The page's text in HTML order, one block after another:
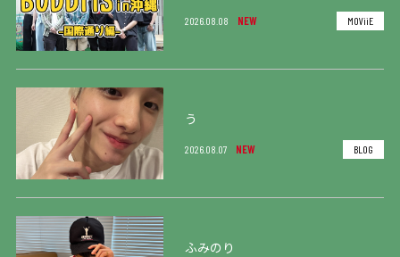
2026.08.08 NEW MOViiE
う
2026.08.07 NEW BLOG
ふみのり